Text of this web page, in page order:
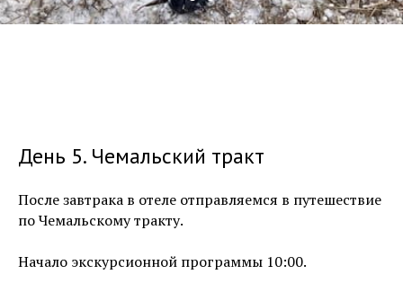
День 5. Чемальский тракт
После завтрака в отеле отправляемся в путешествие
по Чемальскому тракту.
Начало экскурсионной программы 10:00.